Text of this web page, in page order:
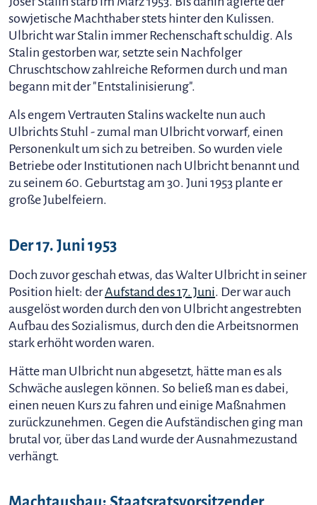
sowjetische Machthaber stets hinter den Kulissen.
Ulbricht war Stalin immer Rechenschaft schuldig. Als
Stalin gestorben war, setzte sein Nachfolger
Chruschtschow zahlreiche Reformen durch und man
begann mit der "Entstalinisierung".
Als engem Vertrauten Stalins wackelte nun auch
Ulbrichts Stuhl - zumal man Ulbricht vorwarf, einen
Personenkult um sich zu betreiben. So wurden viele
Betriebe oder Institutionen nach Ulbricht benannt und
zu seinem 60. Geburtstag am 30. Juni 1953 plante er
große Jubelfeiern.
Der 17. Juni 1953
Doch zuvor geschah etwas, das Walter Ulbricht in seiner
Position hielt: derAufstand des 17. Juni. Der war auch
ausgelöst worden durch den von Ulbricht angestrebten
Aufbau des Sozialismus, durch den die Arbeitsnormen
stark erhöht worden waren.
Hätte man Ulbricht nun abgesetzt, hätte man es als
Schwäche auslegen können. So beließ man es dabei,
einen neuen Kurs zu fahren und einige Maßnahmen
zurückzunehmen. Gegen die Aufständischen ging man
brutal vor, über das Land wurde der Ausnahmezustand
verhängt.